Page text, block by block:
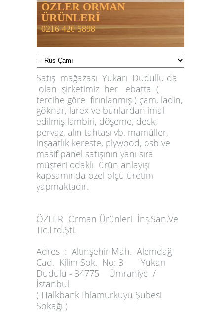
ÖZLER ORMAN
ÜRÜNLERİ
0216 420 5898
Satış mağazası Yukarı Dudullu da
olan şirketimiz her ebatta (
tercihe göre fırınlanmış ) çam, ladin,
göknar, larex ve bunlardan imal
edilmiş lambiri, döşeme, deck,
pervaz, alın tahtası vb. mamüller,
inşaatlık kereste, plywood, osb ve
masif panel satışının yanı sıra
müşteri odaklı ürün anlayışı
kapsamında özel ölçü üretim
yapmaktadır.
ÖZLER Orman Ürünleri İnş.San.Ve
Tic.Ltd.Şti.
Adres : Altınşehir Mah. Alemdağ
Cad. Kilim Sok. No: 3 Yukarı
Dudulu - 34775 Ümraniye /
İstanbul
( Halkbank Ihlamurkuyu Şubesi
Sokağı )